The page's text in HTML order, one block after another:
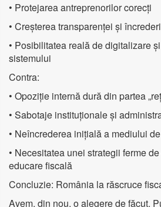
• Protejarea antreprenorilor corecți
• Creșterea transparenței și
• Posibilitatea reală de digitalizare
sistemului
Contra:
• Opoziție internă dură din partea
• Sabotaje instituționale și
• Neîncrederea inițială a mediului
• Necesitatea unei strategii ferme
educare fiscală
Concluzie: România la răscruce
Avem, din nou, o alegere de făcut.